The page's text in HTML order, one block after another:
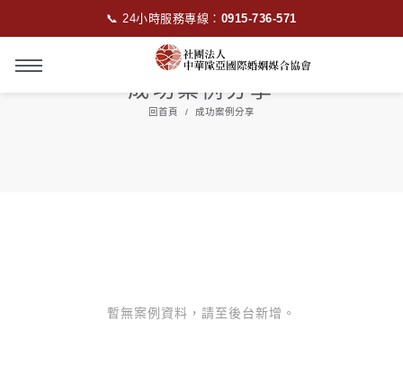
📞 24小時服務專線： 0915-736-571
成功案例分享
回首頁 成功案例分享
暫無案例資料，請至後台新增。